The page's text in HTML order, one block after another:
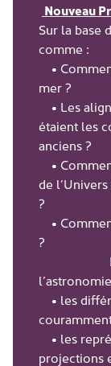
Nouveau
Sur la base
comme :
•
mer ?
• Les
étaient les
anciens ?
•
de
?
•
?
• les
• les
projections